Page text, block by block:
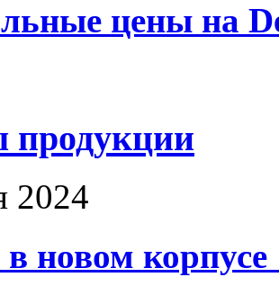
цены на
продукции
2024
новом